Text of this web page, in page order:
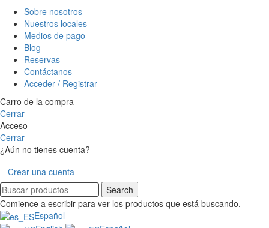
Sobre nosotros
Nuestros locales
Medios de pago
Blog
Reservas
Contáctanos
Acceder / Registrar
Carro de la compra
Cerrar
Acceso
Cerrar
¿Aún no tienes cuenta?
Crear una cuenta
Search
Comience a escribir para ver los productos que está buscando.
Español